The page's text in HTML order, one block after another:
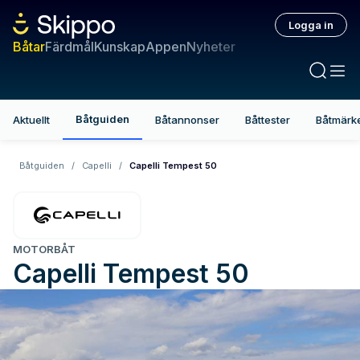
BåtarFärdmålKunskapAppenNyheter
Logga in
Aktuellt Båtguiden Båtannonser Båttester
Båtguiden / Capelli / Capelli Tempest 50
MOTORBÅT
Capelli Tempest 50